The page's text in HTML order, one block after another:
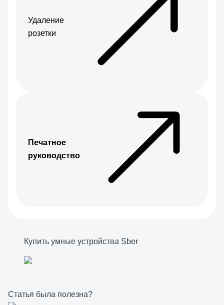
Удаление
розетки
Печатное
руководство
Купить умные устройства Sber
Статья была полезна?